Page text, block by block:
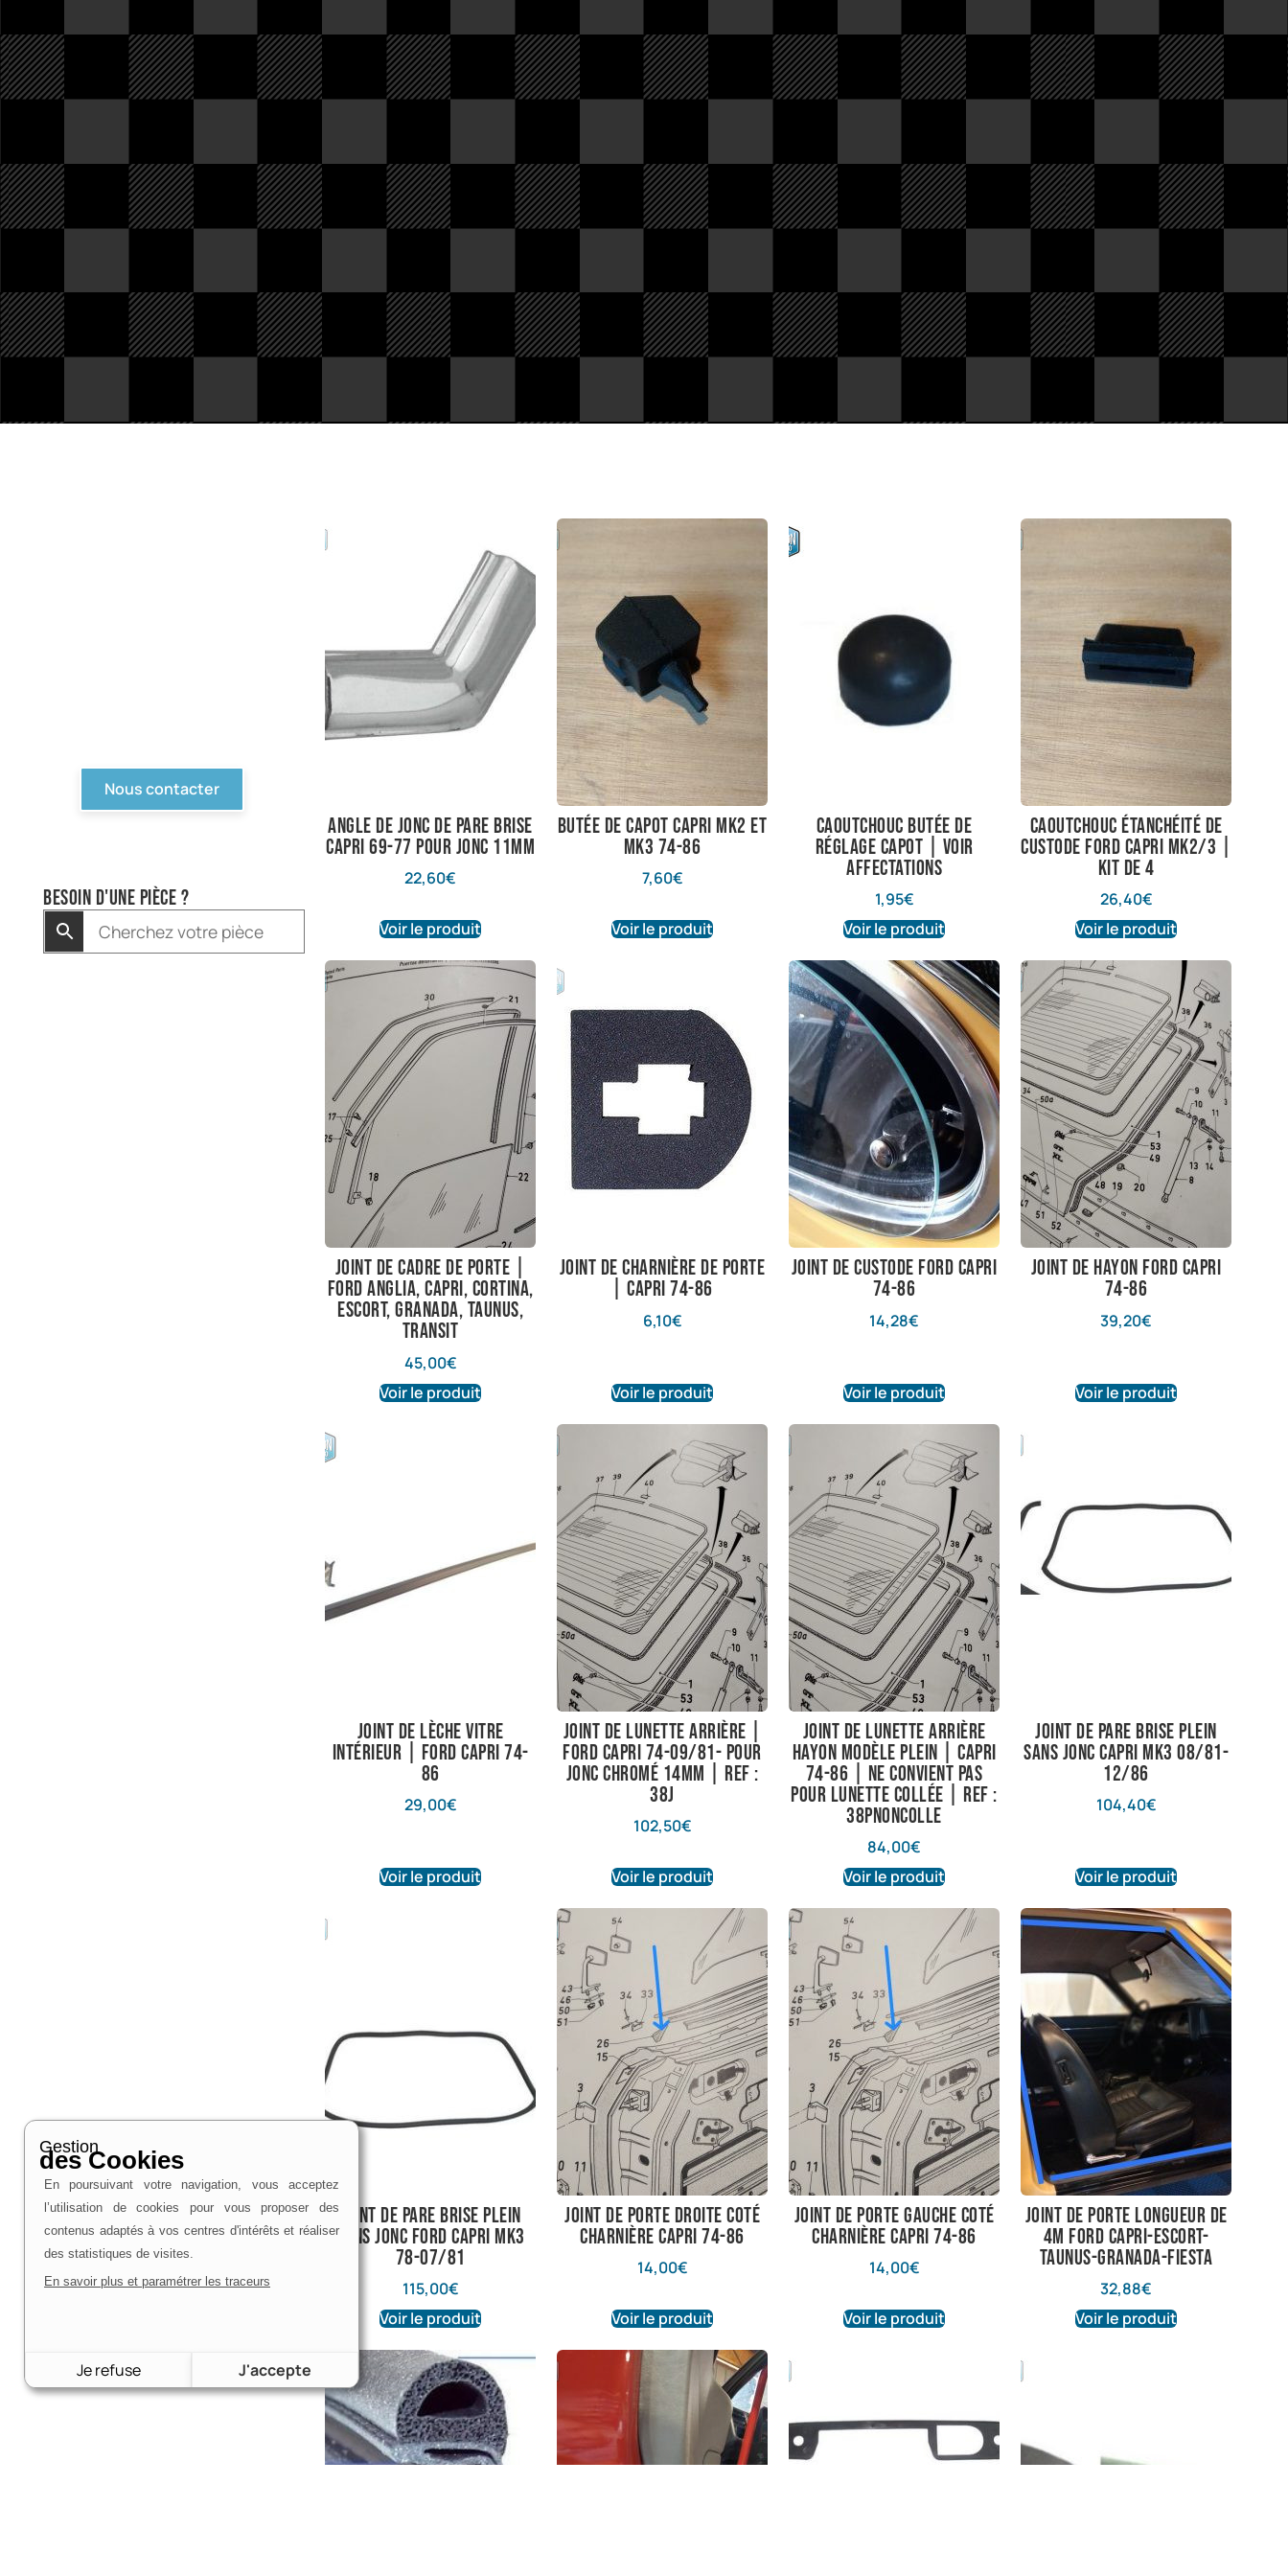
Nous contacter
Besoin d'une pièce ?
angle de jonc de pare brise
capri 69-77 pour jonc 11mm
22,60€
Voir le produit
Butée de capot Capri mk2 et
mk3 74-86
7,60€
Voir le produit
Caoutchouc butée de
réglage capot | Voir
affectations
1,95€
Voir le produit
Caoutchouc étanchéité de
custode Ford Capri Mk2/3 |
Kit de 4
26,40€
Voir le produit
Joint de cadre de porte |
Ford Anglia, Capri, Cortina,
Escort, Granada, Taunus,
Transit
45,00€
Voir le produit
Joint de charnière de porte
| Capri 74-86
6,10€
Voir le produit
Joint de custode Ford Capri
74-86
14,28€
Voir le produit
Joint de hayon Ford Capri
74-86
39,20€
Voir le produit
Joint de lèche vitre
intérieur | Ford Capri 74-
86
29,00€
Voir le produit
Joint de lunette arrière |
Ford capri 74-09/81- Pour
jonc chromé 14mm | Ref :
38J
102,50€
Voir le produit
Joint de lunette arrière
hayon modèle plein | Capri
74-86 | Ne convient pas
pour lunette collée | ref :
38PNONCOLLE
84,00€
Voir le produit
Joint de pare brise plein
sans jonc Capri Mk3 08/81-
12/86
104,40€
Voir le produit
Joint de pare brise plein
sans jonc Ford Capri mk3
78-07/81
115,00€
Voir le produit
joint de porte droite coté
charnière capri 74-86
14,00€
Voir le produit
joint de porte gauche coté
charnière capri 74-86
14,00€
Voir le produit
joint de porte longueur de
4m Ford Capri-Escort-
Taunus-Granada-Fiesta
32,88€
Voir le produit
Gestion
des Cookies
En poursuivant votre navigation, vous acceptez
l’utilisation de cookies pour vous proposer des
contenus adaptés à vos centres d'intérêts et réaliser
des statistiques de visites.
En savoir plus et paramétrer les traceurs
Je refuse J'accepte